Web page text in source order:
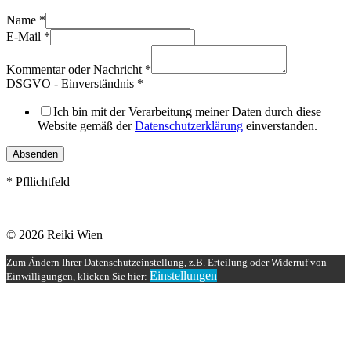
Name *
E-Mail *
Kommentar oder Nachricht *
DSGVO - Einverständnis *
Ich bin mit der Verarbeitung meiner Daten durch diese
Website gemäß derDatenschutzerklärung einverstanden.
Absenden
* Pfllichtfeld
© 2026 Reiki Wien
Zum Ändern Ihrer Datenschutzeinstellung, z.B. Erteilung oder Widerruf von
Einwilligungen, klicken Sie hier: Einstellungen